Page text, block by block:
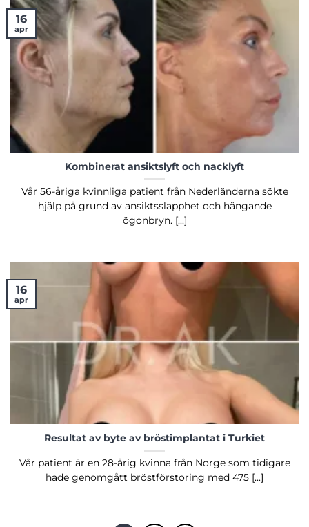
Kombinerat ansiktslyft och nacklyft
Vår 56-åriga kvinnliga patient från Nederländerna sökte
hjälp på grund av ansiktsslapphet och hängande
ögonbryn. [...]
16
apr
Resultat av byte av bröstimplantat i Turkiet
Vår patient är en 28-årig kvinna från Norge som tidigare
hade genomgått bröstförstoring med 475 [...]
16
apr